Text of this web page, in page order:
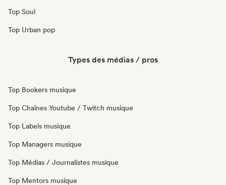
Top Soul
Top Urban pop
Types des médias / pros
Top Bookers musique
Top Chaînes Youtube / Twitch musique
Top Labels musique
Top Managers musique
Top Médias / Journalistes musique
Top Mentors musique